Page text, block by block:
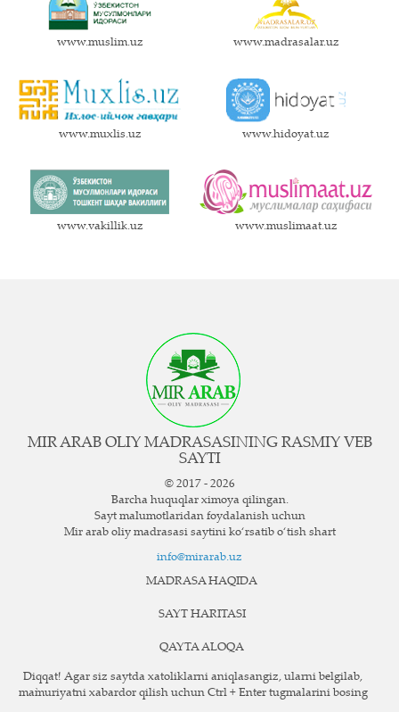
www.muslim.uz www.madrasalar.uz
www.muxlis.uz www.hidoyat.uz
www.vakillik.uz www.muslimaat.uz
MIR ARAB OLIY MADRASASINING RASMIY VEB
SAYTI
© 2017 - 2026
Barcha huquqlar ximoya qilingan.
Sayt ma`lumotlaridan foydalanish uchun
Mir arab oliy madrasasi saytini ko‘rsatib o‘tish shart
info@mirarab.uz
MADRASA HAQIDA
SAYT HARITASI
QAYTA ALOQA
Diqqat! Agar siz saytda xatoliklarni aniqlasangiz, ularni belgilab,
ma`muriyatni xabardor qilish uchun Ctrl + Enter tugmalarini bosing